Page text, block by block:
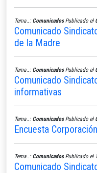
Tema..: ComunicadosPublicado el
Comunicado
de la Madre
Tema..: ComunicadosPublicado el
Comunicado
informativas
Tema..: ComunicadosPublicado el
Encuesta
Tema..: ComunicadosPublicado el
Comunicado